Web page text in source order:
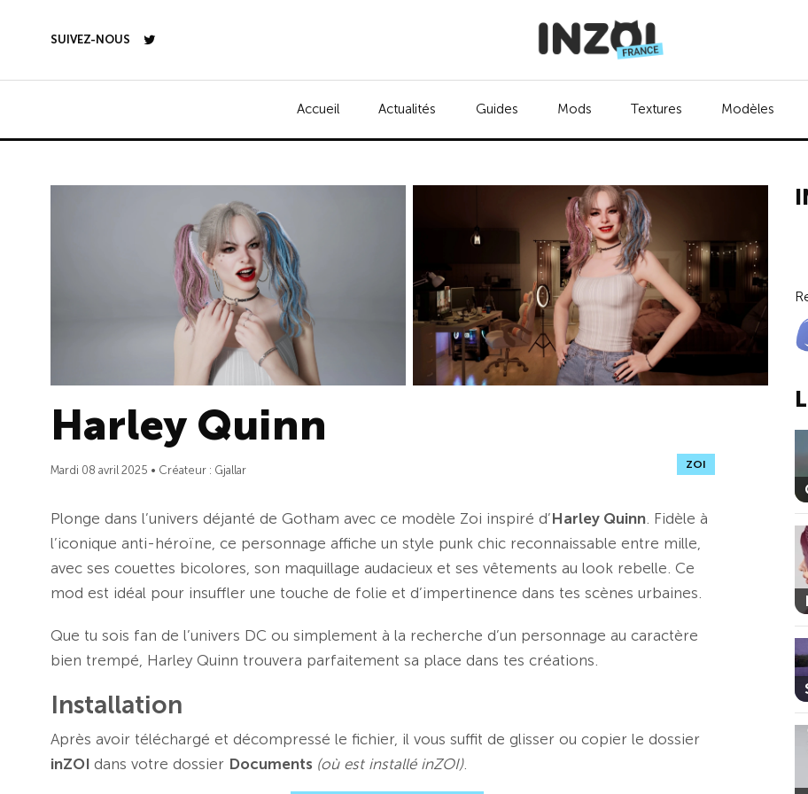
SUIVEZ-NOUS
Accueil Actualités Guides Mods Textures Modèles
Harley Quinn
Mardi 08 avril 2025 • Créateur : Gjallar ZOI
Plonge dans l’univers déjanté de Gotham avec ce modèle Zoi inspiré d’Harley Quinn . Fidèle à
l’iconique anti-héroïne, ce personnage affiche un style punk chic reconnaissable entre mille,
avec ses couettes bicolores, son maquillage audacieux et ses vêtements au look rebelle. Ce
mod est idéal pour insuffler une touche de folie et d’impertinence dans tes scènes urbaines.
Que tu sois fan de l’univers DC ou simplement à la recherche d’un personnage au caractère
bien trempé, Harley Quinn trouvera parfaitement sa place dans tes créations.
Installation
Après avoir téléchargé et décompressé le fichier, il vous suffit de glisser ou copier le dossier
inZOI dans votre dossier Documents (où est installé inZOI).